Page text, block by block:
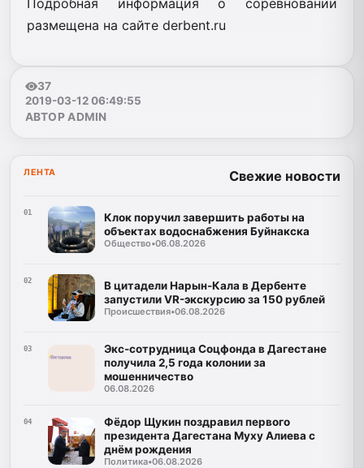
размещена на сайте derbent.ru
37
2019-03-12 06:49:55
АВТОР ADMIN
ЛЕНТА Свежие новости
01
Клок поручил завершить работы на
объектах водоснабжения Буйнакска
Общество•06.08.2026
02
В цитадели Нарын-Кала в Дербенте
запустили VR-экскурсию за 150 рублей
Происшествия•06.08.2026
03
Экс-сотрудница Соцфонда в Дагестане
получила 2,5 года колонии за
мошенничество
06.08.2026
04
Фёдор Щукин поздравил первого
президента Дагестана Муху Алиева с
днём рождения
Политика•06.08.2026